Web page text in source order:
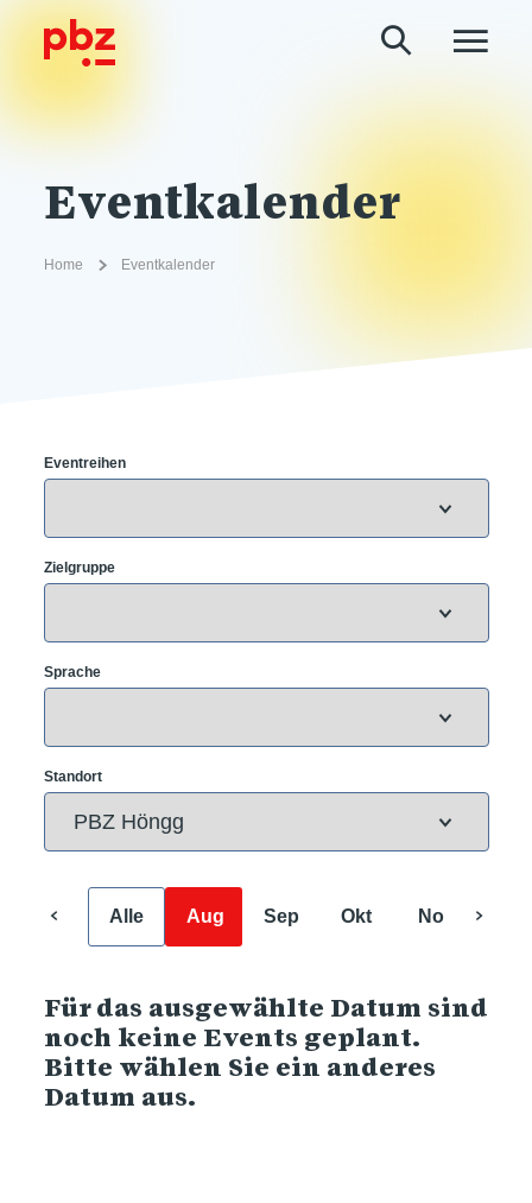
Eventkalender
Home Eventkalender
Eventreihen
Zielgruppe
Sprache
Standort
Alle Aug Sep Okt Nov
Für das ausgewählte Datum sind
noch keine Events geplant.
Bitte wählen Sie ein anderes
Datum aus.